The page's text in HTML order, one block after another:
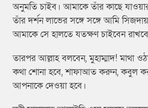
অনুমতি চাইব। আমাকে তাঁর কাছে
তাঁর দর্শন লাভের সঙ্গে সঙ্গে আমি
আমাকে সে হালতে যতক্ষণ চাইবেন
তারপর আল্লাহ বলবেন, মুহাম্মাদ! মাথা
কথা শোনা হবে, শাফাআত করুন, কবুল
আপনাকে দেওয়া হবে।